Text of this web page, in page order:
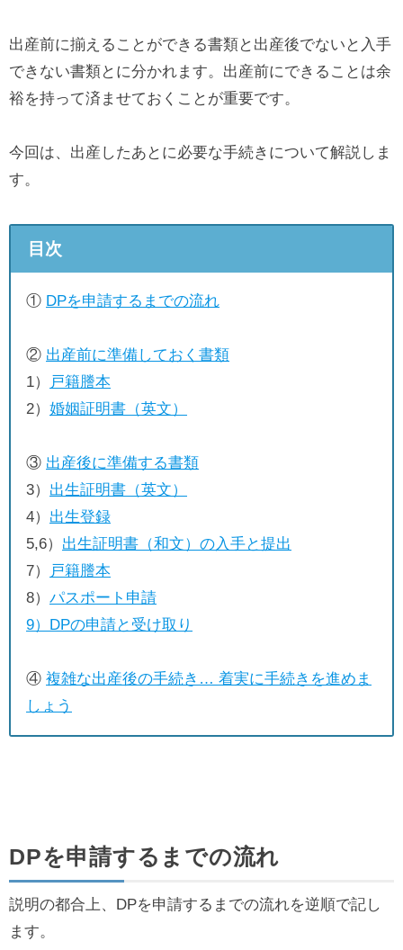
出産前に揃えることができる書類と出産後でないと入手
できない書類とに分かれます。出産前にできることは余
裕を持って済ませておくことが重要です。
今回は、出産したあとに必要な手続きについて解説しま
す。
目次
① DPを申請するまでの流れ
② 出産前に準備しておく書類
1）
戸籍謄本
2） 婚姻証明書（英文）
③ 出産後に準備する書類
3） 出生証明書（英文）
4） 出生登録
5,6） 出生証明書（和文）の入手と提出
7）
戸籍謄本
8） パスポート申請
9） DPの申請と受け取り
④ 複雑な出産後の手続き… 着実に手続きを進めま
しょう
DPを申請するまでの流れ
説明の都合上、DPを申請するまでの流れを逆順で記し
ます。